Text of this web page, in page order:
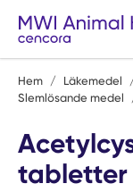
Hoppa till
Hem / Läkemedel
Slemlösande medel
tabletter